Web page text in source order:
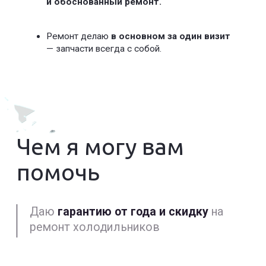
Вы соглашаетесь сПолитикой конфиденциальности
Оставить заявку на диагностику
Или просто
позвоните